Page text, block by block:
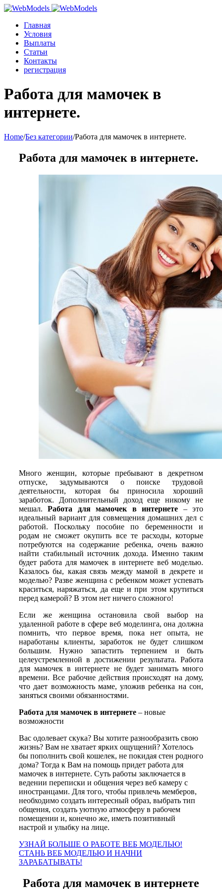
Главная
Условия
Выплаты
Статьи
Контакты
регистрация
Работа для мамочек в
интернете.
Home/Без категории/Работа для мамочек в интернете.
Работа для мамочек в интернете.
Много женщин, которые пребывают в декретном
отпуске, задумываются о поиске трудовой
деятельности, которая бы приносила хороший
заработок. Дополнительный доход еще никому не
мешал.Работа для мамочек в интернете – это
идеальный вариант для совмещения домашних дел с
работой. Поскольку пособие по беременности и
родам не сможет окупить все те расходы, которые
потребуются на содержание ребенка, очень важно
найти стабильный источник дохода. Именно таким
будет работа для мамочек в интернете веб моделью.
Казалось бы, какая связь между мамой в декрете и
моделью? Разве женщина с ребенком может успевать
краситься, наряжаться, да еще и при этом крутиться
перед камерой? В этом нет ничего сложного!
Если же женщина остановила свой выбор на
удаленной работе в сфере веб моделинга, она должна
помнить, что первое время, пока нет опыта, не
наработаны клиенты, заработок не будет слишком
большим. Нужно запастить терпением и быть
целеустремленной в достижении результата. Работа
для мамочек в интернете не будет занимать много
времени. Все рабочие действия происходят на дому,
что дает возможность маме, уложив ребенка на сон,
заняться своими обязанностями.
Работа для мамочек в интернете – новые
возможности
Вас одолевает скука? Вы хотите разнообразить свою
жизнь? Вам не хватает ярких ощущений? Хотелось
бы пополнить свой кошелек, не покидая стен родного
дома? Тогда к Вам на помощь придет работа для
мамочек в интернете. Суть работы заключается в
ведении переписки и общения через веб камеру с
иностранцами. Для того, чтобы привлечь мемберов,
необходимо создать интересный образ, выбрать тип
общения, создать уютную атмосферу в рабочем
помещении и, конечно же, иметь позитивный
настрой и улыбку на лице.
УЗНАЙ БОЛЬШЕ О РАБОТЕ ВЕБ МОДЕЛЬЮ!
СТАНЬ ВЕБ МОДЕЛЬЮ И НАЧНИ
ЗАРАБАТЫВАТЬ!
Работа для мамочек в интернете